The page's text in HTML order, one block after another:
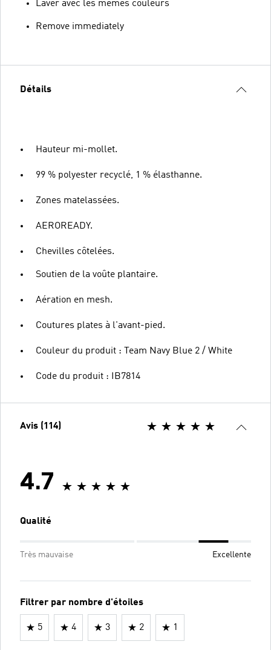
Laver avec les mêmes couleurs
Remove immediately
Détails
Hauteur mi-mollet.
99 % polyester recyclé, 1 % élasthanne.
Zones matelassées.
AEROREADY.
Chevilles côtelées.
Soutien de la voûte plantaire.
Aération en mesh.
Coutures plates à l'avant-pied.
Couleur du produit : Team Navy Blue 2 / White
Code du produit : IB7814
Avis (114)
4.7
Qualité
Très mauvaise Excellente
Filtrer par nombre d'étoiles
5 4 3 2 1